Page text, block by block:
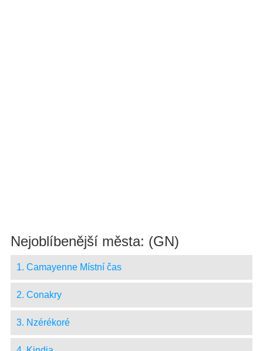
Nejoblíbenější města: (GN)
1. Camayenne Místní čas
2. Conakry
3. Nzérékoré